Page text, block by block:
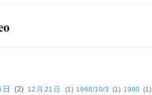
(2) 12月21日 (1) 1968/10/3 (1) 1980 (1)